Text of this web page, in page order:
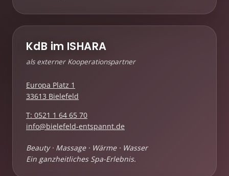
KdB im ISHARA
als externer Kooperationspartner
Europa Platz 1
33613 Bielefeld
T: 0521 1 64 65 70
info@bielefeld-entspannt.de
Beauty · Massage · Wärme · Wasser
Ein ganzheitliches Spa-Erlebnis.